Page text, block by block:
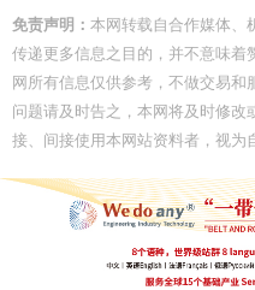
免责声明： 本网转载自合作媒体、
传递更多信息之目的，并不意味
网所有信息仅供参考，不做交易
问题请及时告之，本网将及时修
接、间接使用本网站资料者，视为